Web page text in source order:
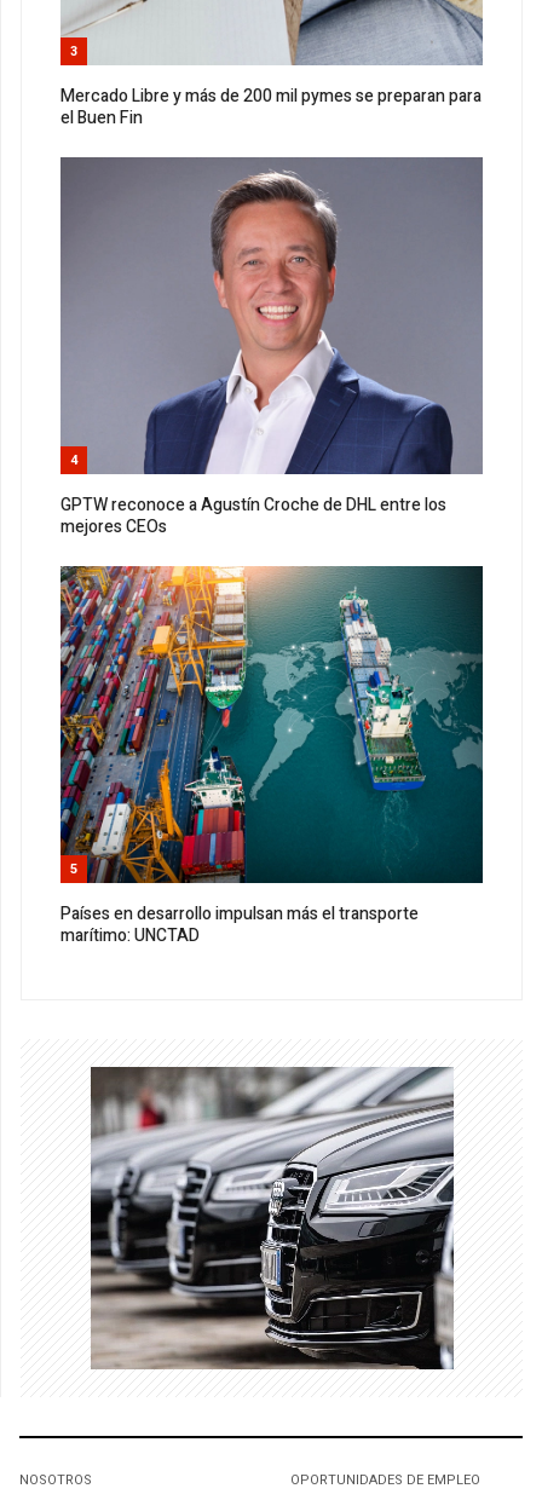
3
Mercado Libre y más de 200 mil pymes se preparan para
el Buen Fin
4
GPTW reconoce a Agustín Croche de DHL entre los
mejores CEOs
5
Países en desarrollo impulsan más el transporte
marítimo: UNCTAD
NOSOTROS OPORTUNIDADES DE EMPLEO